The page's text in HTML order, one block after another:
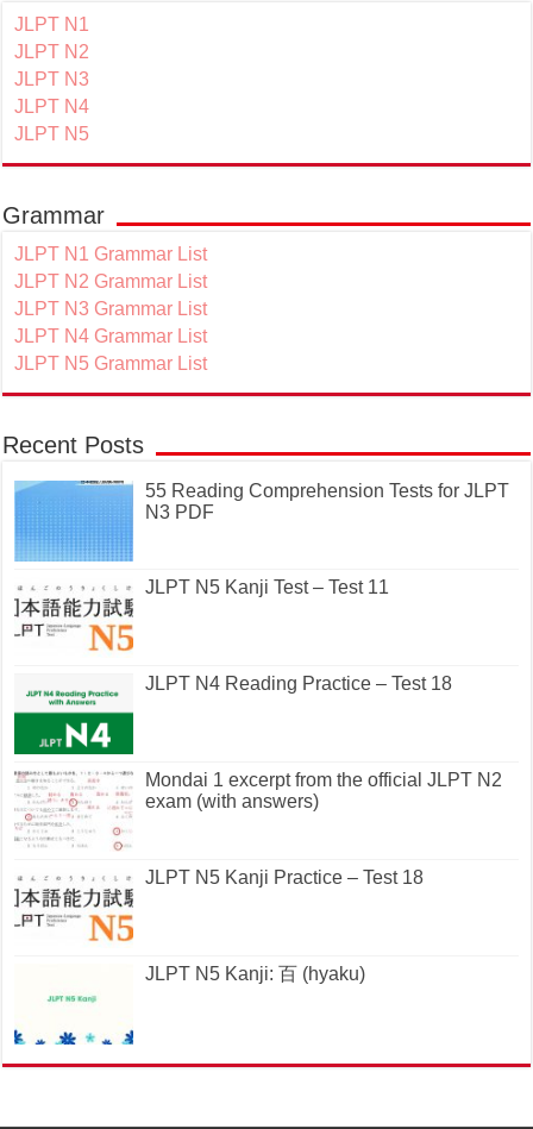
JLPT N1
JLPT N2
JLPT N3
JLPT N4
JLPT N5
Grammar
JLPT N1 Grammar List
JLPT N2 Grammar List
JLPT N3 Grammar List
JLPT N4 Grammar List
JLPT N5 Grammar List
Recent Posts
55 Reading Comprehension Tests for JLPT
N3 PDF
JLPT N5 Kanji Test – Test 11
JLPT N4 Reading Practice – Test 18
Mondai 1 excerpt from the official JLPT N2
exam (with answers)
JLPT N5 Kanji Practice – Test 18
JLPT N5 Kanji: 百 (hyaku)